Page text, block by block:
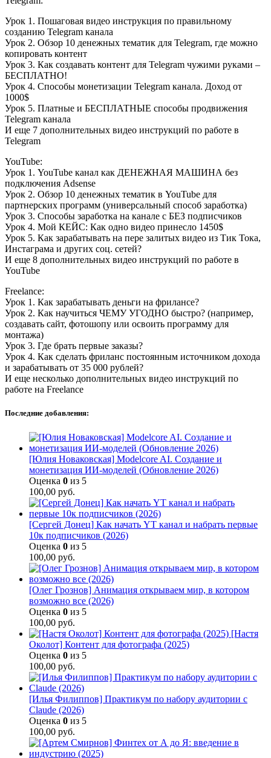
Урок 1. Пошаговая видео инструкция по правильному
созданию Telegram канала
Урок 2. Обзор 10 денежных тематик для Telegram, где можно
копировать контент
Урок 3. Как создавать контент для Telegram чужими руками –
БЕСПЛАТНО!
Урок 4. Способы монетизации Telegram канала. Доход от
1000$
Урок 5. Платные и БЕСПЛАТНЫЕ способы продвижения
Telegram канала
И еще 7 дополнительных видео инструкций по работе в
Telegram
YouTube:
Урок 1. YouTube канал как ДЕНЕЖНАЯ МАШИНА без
подключения Adsense
Урок 2. Обзор 10 денежных тематик в YouTube для
партнерских программ (универсальный способ заработка)
Урок 3. Способы заработка на канале с БЕЗ подписчиков
Урок 4. Мой КЕЙС: Как одно видео принесло 1450$
Урок 5. Как зарабатывать на пере залитых видео из Тик Тока,
Инстаграма и других соц. сетей?
И еще 8 дополнительных видео инструкций по работе в
YouTube
Freelance:
Урок 1. Как зарабатывать деньги на фрилансе?
Урок 2. Как научиться ЧЕМУ УГОДНО быстро? (например,
создавать сайт, фотошопу или освоить программу для
монтажа)
Урок 3. Где брать первые заказы?
Урок 4. Как сделать фриланс постоянным источником дохода
и зарабатывать от 35 000 рублей?
И еще несколько дополнительных видео инструкций по
работе на Freelance
Последние добавления:
[Юлия Новаковская] Modelcore AI. Создание и
монетизация ИИ-моделей (Обновление 2026)
Оценка 0 из 5
100,00 руб.
[Сергей Донец] Как начать YT канал и набрать первые
10к подписчиков (2026)
Оценка 0 из 5
100,00 руб.
[Олег Грознов] Анимация открываем мир, в котором
возможно все (2026)
Оценка 0 из 5
100,00 руб.
[Настя
Околот] Контент для фотографа (2025)
Оценка 0 из 5
100,00 руб.
[Илья Филиппов] Практикум по набору аудитории с
Claude (2026)
Оценка 0 из 5
100,00 руб.